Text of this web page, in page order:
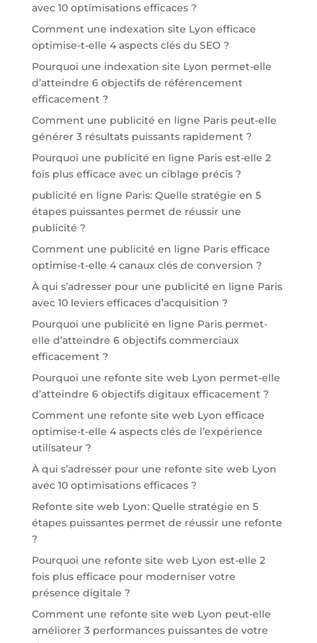
avec 10 optimisations efficaces ?
Comment une indexation site Lyon efficace
optimise-t-elle 4 aspects clés du SEO ?
Pourquoi une indexation site Lyon permet-elle
d’atteindre 6 objectifs de référencement
efficacement ?
Comment une publicité en ligne Paris peut-elle
générer 3 résultats puissants rapidement ?
Pourquoi une publicité en ligne Paris est-elle 2
fois plus efficace avec un ciblage précis ?
publicité en ligne Paris: Quelle stratégie en 5
étapes puissantes permet de réussir une
publicité ?
Comment une publicité en ligne Paris efficace
optimise-t-elle 4 canaux clés de conversion ?
À qui s’adresser pour une publicité en ligne Paris
avec 10 leviers efficaces d’acquisition ?
Pourquoi une publicité en ligne Paris permet-
elle d’atteindre 6 objectifs commerciaux
efficacement ?
Pourquoi une refonte site web Lyon permet-elle
d’atteindre 6 objectifs digitaux efficacement ?
Comment une refonte site web Lyon efficace
optimise-t-elle 4 aspects clés de l’expérience
utilisateur ?
À qui s’adresser pour une refonte site web Lyon
avec 10 optimisations efficaces ?
Refonte site web Lyon: Quelle stratégie en 5
étapes puissantes permet de réussir une refonte
?
Pourquoi une refonte site web Lyon est-elle 2
fois plus efficace pour moderniser votre
présence digitale ?
Comment une refonte site web Lyon peut-elle
améliorer 3 performances puissantes de votre